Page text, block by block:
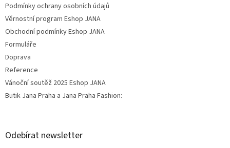
Podmínky ochrany osobních údajů
Věrnostní program Eshop JANA
Obchodní podmínky Eshop JANA
Formuláře
Doprava
Reference
Vánoční soutěž 2025 Eshop JANA
Butik Jana Praha a Jana Praha Fashion:
Odebírat newsletter